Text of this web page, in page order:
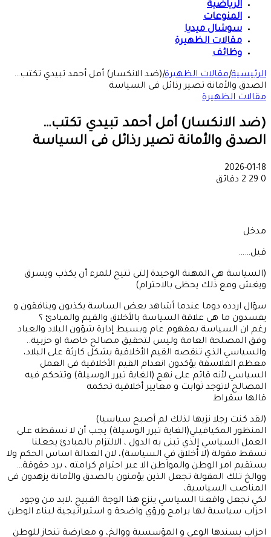
الرياضية
المنوعات
سوشال ميديا
مقالات الظهيرة
وظائف
الرئيسية|مقالات الظهيرة|(ضد الانكسار) أمل أحمد تبيدي تكتب…
الصدق والأمانة تصير رذائل فى السياسة
مقالات الظهيرة
(ضد الانكسار) أمل أحمد تبيدي تكتب…
الصدق والأمانة تصير رذائل فى السياسة
2026-01-18
0
2 دقائق
مدخل
قيل……
(السياسة هي المهنة الوحيدة إلتى تتيح للمرء أن يكذب ويسرق
ويغش ومع ذلك يحظى بالاحترام)
سؤال اردده دوما عندما أشاهد بعض الساسة يكذبون وينافقون و
يفسدون ما هى علاقة السياسة بالأخلاق والقيم والمبادئ ؟
رغم ان السياسة بمفهوم عام وبسيط إدارة شؤون البلاد والعباد
وفق المصلحة العامة وليس لتحقيق مصالح خاصة او حزبية..
والسياسي الذي تنقصه القيم الأخلاقية يشكل كارثة على البلاد،
معظم الفلاسفة يؤكدون انعدام القيم الأخلاقية فى العمل
السياسي لأنه قائم على نهج (الغاية تبرر الوسيلة) وتتحكم فيه
المصالح لاتوجد ثوابت و معايير أخلاقية تحكمه
قالها سقراط
(لقد كنت رجلا نزيها لذلك لم أصبح سياسيا)
المنظور المكيافيلي(الغاية تبرر الوسيلة) يجب أن لا نسقطه على
العمل السياسي إلذي تبنى به الدول ، الالتزام بالمبادئ يجعلنا
نسقط مقولة (لا أخلاق في السياسة)، لان العدالة اساس الحكم ولا
يستقيم امر الوطن والمواطن الا عبر احترام كرامته ، برد حقوقة…
ووالخ تلك المقولة تجعل الذين يؤمنون بالصدق والأمانة يزهدون فى
المناصب السياسية،
لكي نجعل واقعنا السياسي ينزع هذا الوجة القبيح ،لابد من وجود
احزاب سياسية لها برامج ورؤي واضحة و استيراتيجية لبناء الوطن
احزاب يسندها الوعي و المؤسسية ووالخ، و معارضة تنحاز للوطن